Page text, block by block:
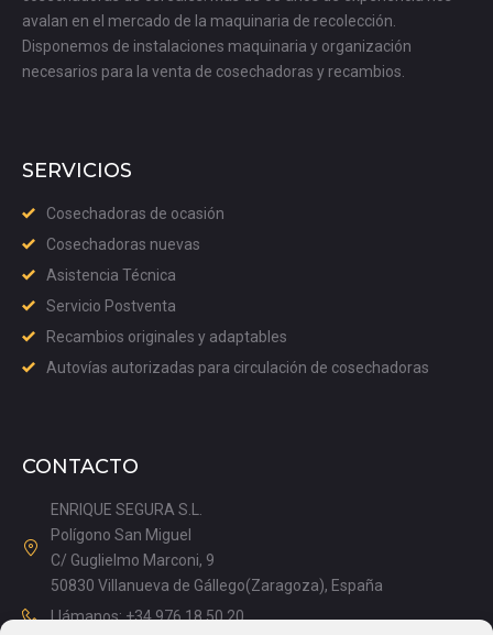
avalan en el mercado de la maquinaria de recolección.
Disponemos de instalaciones maquinaria y organización
necesarios para la venta de cosechadoras y recambios.
SERVICIOS
Cosechadoras de ocasión
Cosechadoras nuevas
Asistencia Técnica
Servicio Postventa
Recambios originales y adaptables
Autovías autorizadas para circulación de cosechadoras
CONTACTO
ENRIQUE SEGURA S.L.
Polígono San Miguel
C/ Guglielmo Marconi, 9
50830 Villanueva de Gállego(Zaragoza), España
Llámanos: +34 976 18 50 20